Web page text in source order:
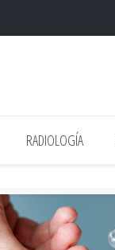
RADIOLOGÍA